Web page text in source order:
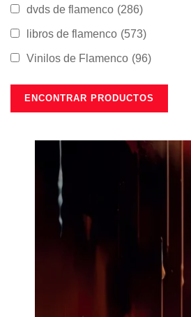
dvds de flamenco (286)
libros de flamenco (573)
Vinilos de Flamenco (96)